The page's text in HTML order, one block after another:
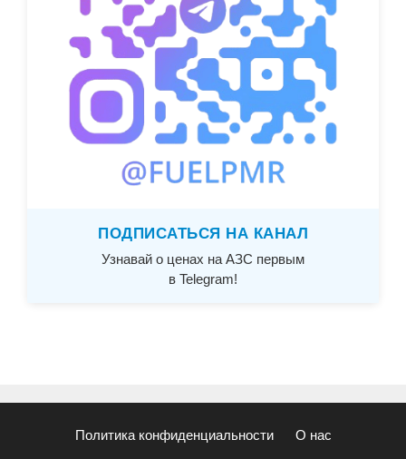
ПОДПИСАТЬСЯ НА КАНАЛ
Узнавай о ценах на АЗС первым
в Telegram!
Политика конфиденциальности О нас